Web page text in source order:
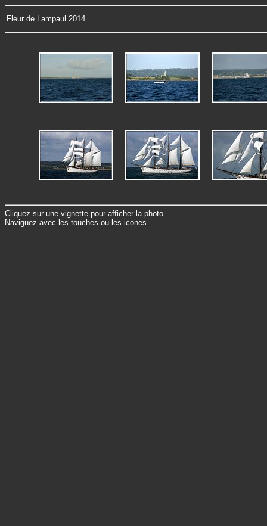
Fleur de Lampaul 2014
Cliquez sur une vignette pour afficher la photo.
Naviguez avec les touches ou les icones.